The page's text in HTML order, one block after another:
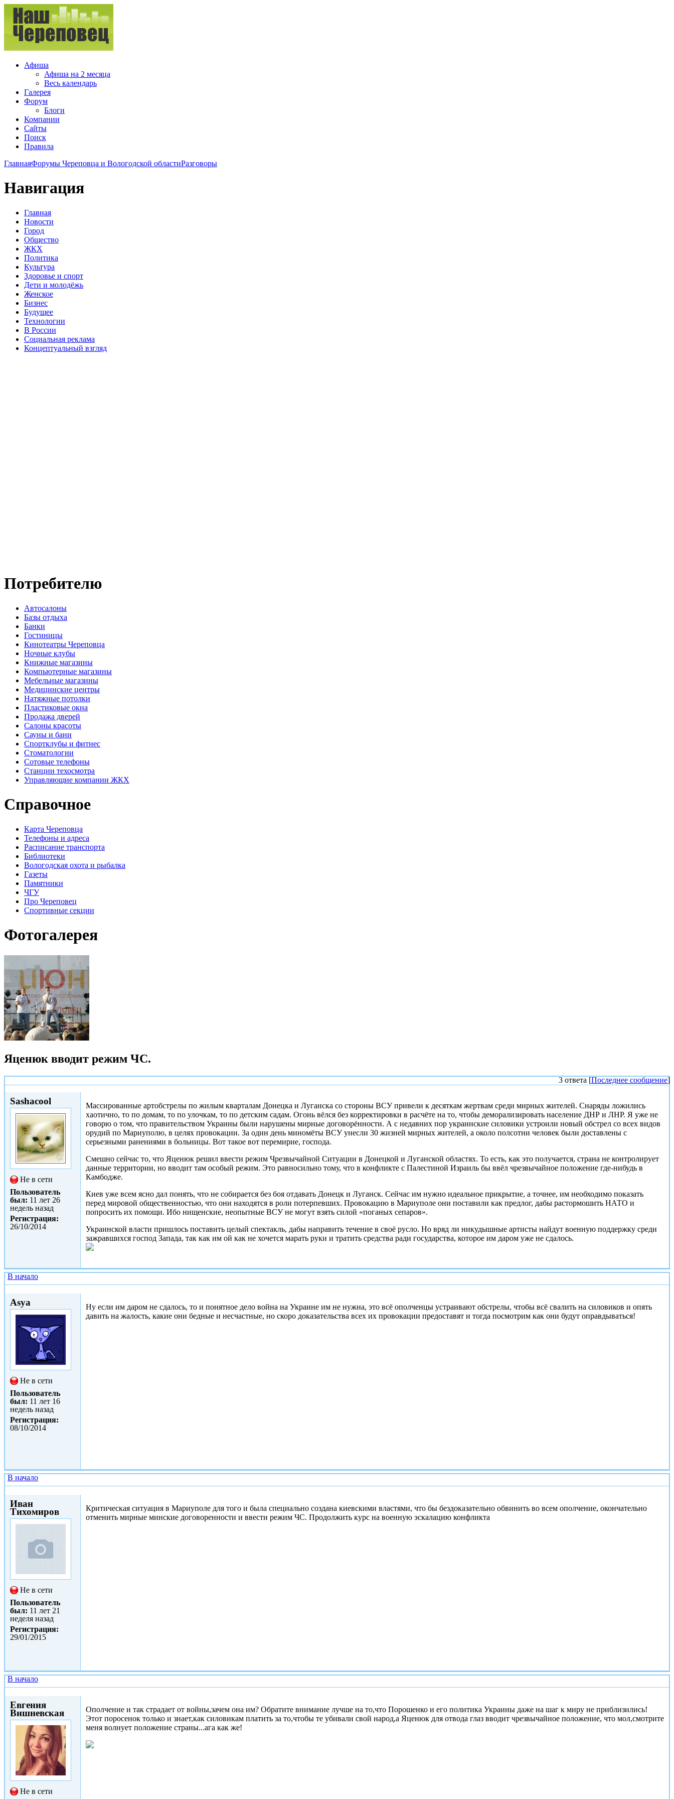
Афиша
Афиша на 2 месяца
Весь календарь
Галерея
Форум
Блоги
Компании
Сайты
Поиск
Правила
ГлавнаяФорумы Череповца и Вологодской областиРазговоры
Навигация
Главная
Новости
Город
Общество
ЖКХ
Политика
Культура
Здоровье и спорт
Дети и молодёжь
Женское
Бизнес
Будущее
Технологии
В России
Социальная реклама
Концептуальный взгляд
Потребителю
Автосалоны
Базы отдыха
Банки
Гостиницы
Кинотеатры Череповца
Ночные клубы
Книжные магазины
Компьютерные магазины
Мебельные магазины
Медицинские центры
Натяжные потолки
Пластиковые окна
Продажа дверей
Салоны красоты
Сауны и бани
Спортклубы и фитнес
Стоматологии
Сотовые телефоны
Станции техосмотра
Управляющие компании ЖКХ
Справочное
Карта Череповца
Телефоны и адреса
Расписание транспорта
Библиотеки
Вологодская охота и рыбалка
Газеты
Памятники
ЧГУ
Про Череповец
Спортивные секции
Фотогалерея
Яценюк вводит режим ЧС.
3 ответа [Последнее сообщение]
Sashacool
Не в сети
Пользователь
был: 11 лет 26
недель назад
Регистрация:
26/10/2014
Массированные артобстрелы по жилым кварталам Донецка и Луганска со стороны ВСУ привели к десяткам жертвам среди мирных жителей. Снаряды ложились
хаотично, то по домам, то по улочкам, то по детским садам. Огонь вёлся без корректировки в расчёте на то, чтобы деморализировать население ДНР и ЛНР. Я уже не
говорю о том, что правительством Украины были нарушены мирные договорённости. А с недавних пор украинские силовики устроили новый обстрел со всех видов
орудий по Мариуполю, в целях провокации. За один день миномёты ВСУ унесли 30 жизней мирных жителей, а около полсотни человек были доставлены с
серьезными ранениями в больницы. Вот такое вот перемирие, господа.
Смешно сейчас то, что Яценюк решил ввести режим Чрезвычайной Ситуации в Донецкой и Луганской областях. То есть, как это получается, страна не контролирует
данные территории, но вводит там особый режим. Это равносильно тому, что в конфликте с Палестиной Израиль бы ввёл чрезвычайное положение где-нибудь в
Камбодже.
Киев уже всем ясно дал понять, что не собирается без боя отдавать Донецк и Луганск. Сейчас им нужно идеальное прикрытие, а точнее, им необходимо показать
перед мировой общественностью, что они находятся в роли потерпевших. Провокацию в Мариуполе они поставили как предлог, дабы растормошить НАТО и
попросить их помощи. Ибо нищенские, неопытные ВСУ не могут взять силой «поганых сепаров».
Украинской власти пришлось поставить целый спектакль, дабы направить течение в своё русло. Но вряд ли никудышные артисты найдут военную поддержку среди
зажравшихся господ Запада, так как им ой как не хочется марать руки и тратить средства ради государства, которое им даром уже не сдалось.
В начало
Asya
Не в сети
Пользователь
был: 11 лет 16
недель назад
Регистрация:
08/10/2014
Ну если им даром не сдалось, то и понятное дело война на Украине им не нужна, это всё ополченцы устраивают обстрелы, чтобы всё свалить на силовиков и опять
давить на жалость, какие они бедные и несчастные, но скоро доказательства всех их провокации предоставят и тогда посмотрим как они будут оправдываться!
В начало
Иван
Тихомиров
Не в сети
Пользователь
был: 11 лет 21
неделя назад
Регистрация:
29/01/2015
Критическая ситуация в Мариуполе для того и была специально создана киевскими властями, что бы бездоказательно обвинить во всем ополчение, окончательно
отменить мирные минские договоренности и ввести режим ЧС. Продолжить курс на военную эскалацию конфликта
В начало
Евгения
Вишневская
Не в сети
Ополчение и так страдает от войны,зачем она им? Обратите внимание лучше на то,что Порошенко и его политика Украины даже на шаг к миру не приблизились!
Этот поросенок только и знает,как силовикам платить за то,чтобы те убивали свой народ,а Яценюк для отвода глаз вводит чрезвычайное положение, что мол,смотрите
меня волнует положение страны...ага как же!